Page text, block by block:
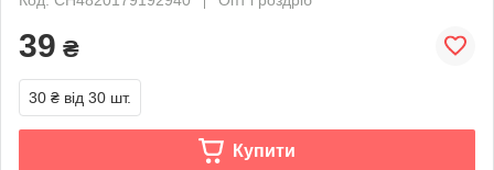
39 ₴
30 ₴ від 30 шт.
Купити